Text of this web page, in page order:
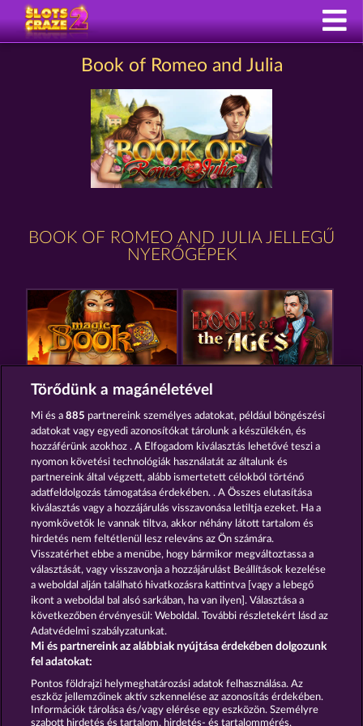
Book of Romeo and Julia
BOOK OF ROMEO AND JULIA JELLEGŰ
NYERŐGÉPEK
MAGIC BOOK BOOK OF THE AGES
THE BLACK BOOK OF PIRATES MAGIC BOOK 6
Részvételi feltételek
Adatkezelési tájékoztató Impresszum
A cég GYIK
Törődünk a magánéletével
Mi és a885 partnereink személyes adatokat, például böngészési
adatokat vagy egyedi azonosítókat tárolunk a készülékén, és
hozzáférünk azokhoz . A Elfogadom kiválasztás lehetővé teszi a
nyomon követési technológiák használatát az általunk és
partnereink által végzett, alább ismertetett célokból történő
adatfeldolgozás támogatása érdekében. . A Összes elutasítása
kiválasztás vagy a hozzájárulás visszavonása letiltja ezeket. Ha a
nyomkövetők le vannak tiltva, akkor néhány látott tartalom és
hirdetés nem feltétlenül lesz releváns az Ön számára.
Visszatérhet ebbe a menübe, hogy bármikor megváltoztassa a
választását, vagy visszavonja a hozzájárulást Beállítások kezelése
a weboldal alján található hivatkozásra kattintva [vagy a lebegő
ikont a weboldal bal alsó sarkában, ha van ilyen]. Választása a
következőben érvényesül: Weboldal. További részletekért lásd az
Adatvédelmi szabályzatunkat.
Mi és partnereink az alábbiak nyújtása érdekében dolgozunk
fel adatokat:
Pontos földrajzi helymeghatározási adatok felhasználása. Az
eszköz jellemzőinek aktív szkennelése az azonosítás érdekében.
Információk tárolása és/vagy elérése egy eszközön. Személyre
szabott hirdetés és tartalom, hirdetés- és tartalommérés,